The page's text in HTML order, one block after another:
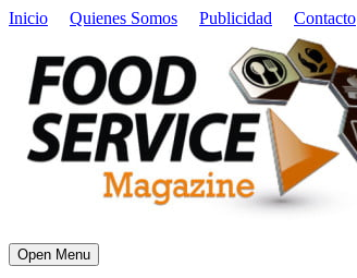
Inicio Quienes Somos Publicidad Contacto
Open Menu